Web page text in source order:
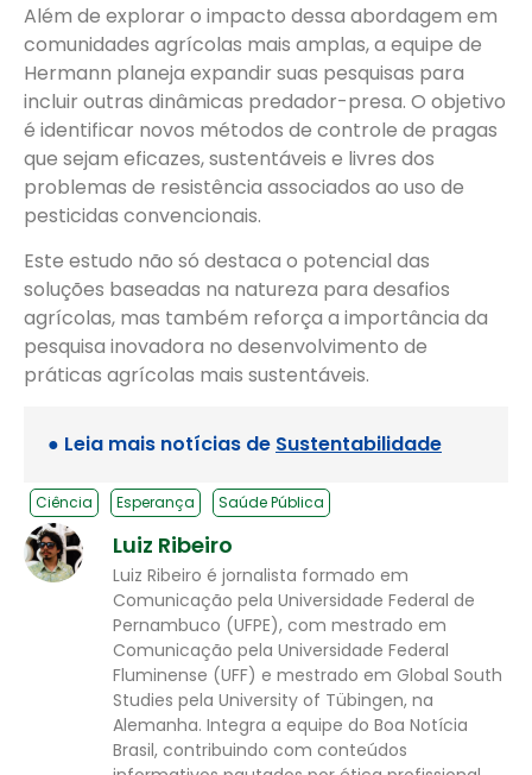
Além de explorar o impacto dessa abordagem em
comunidades agrícolas mais amplas, a equipe de
Hermann planeja expandir suas pesquisas para
incluir outras dinâmicas predador-presa. O objetivo
é identificar novos métodos de controle de pragas
que sejam eficazes, sustentáveis e livres dos
problemas de resistência associados ao uso de
pesticidas convencionais.
Este estudo não só destaca o potencial das
soluções baseadas na natureza para desafios
agrícolas, mas também reforça a importância da
pesquisa inovadora no desenvolvimento de
práticas agrícolas mais sustentáveis.
● Leia mais notícias de Sustentabilidade
Ciência Esperança Saúde Pública
Luiz Ribeiro
Luiz Ribeiro é jornalista formado em
Comunicação pela Universidade Federal de
Pernambuco (UFPE), com mestrado em
Comunicação pela Universidade Federal
Fluminense (UFF) e mestrado em Global South
Studies pela University of Tübingen, na
Alemanha. Integra a equipe do Boa Notícia
Brasil, contribuindo com conteúdos